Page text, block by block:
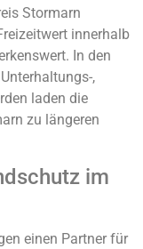
Stormarn
innerhalb
In den
,
laden die
zu längeren
im
einen Partner für